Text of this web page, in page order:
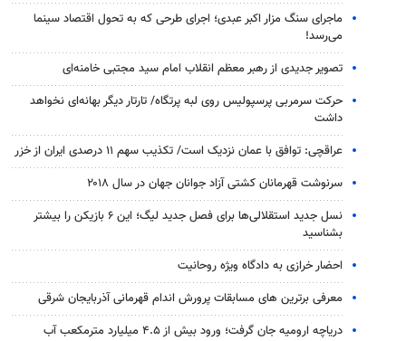
ماجرای سنگ مزار اکبر عبدی؛ اجرای طرحی که به تحول اقتصاد سینما
می‌رسد!
تصویر جدیدی از رهبر معظم انقلاب امام سید مجتبی خامنه‌ای
حرکت سرمربی پرسپولیس روی لبه پرتگاه/ تارتار دیگر بهانه‌ای نخواهد
داشت
عراقچی: توافق با عمان نزدیک است/ تکذیب سهم ۱۱ درصدی ایران از خزر
سرنوشت قهرمانان کشتی آزاد جوانان جهان در سال ۲۰۱۸
نسل جدید استقلالی‌ها برای فصل جدید لیگ؛ این ۶ بازیکن را بیشتر
بشناسید
احضار خرازی به دادگاه ویژه روحانیت
معرفی برترین های مسابقات پرورش اندام قهرمانی آذربایجان شرقی
دریاچه ارومیه جان گرفت؛ ورود بیش از ۴.۵ میلیارد مترمکعب آب